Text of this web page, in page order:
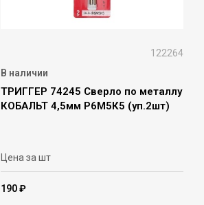
122264
В наличии
ТРИГГЕР 74245 Сверло по металлу
КОБАЛЬТ 4,5мм Р6М5К5 (уп.2шт)
Цена за шт
190 ₽